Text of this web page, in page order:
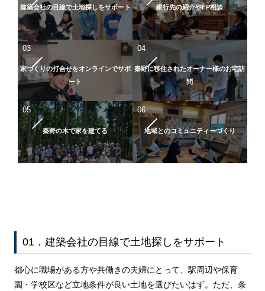
建築会社の目線で土地探しをサポート 銀行先の紹介やFP相談
03
家づくりの打合せをオンラインでサポ
ート
04
秦野に移住されたオーナー様のお宅訪
問
05
秦野の木で家を建てる
06
地域とのコミュニティーづくり
01．建築会社の目線で土地探しをサポート
都心に職場がある方や共働きの夫婦にとって、駅周辺や保育
園・学校区など立地条件が良い土地を選びたいはず。ただ、条